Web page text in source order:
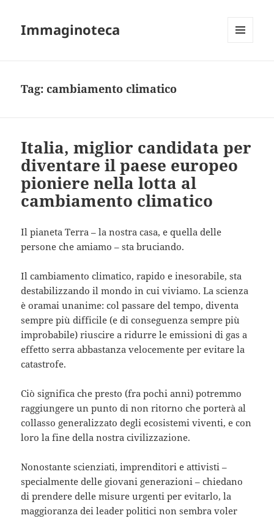
Immaginoteca
Tag:cambiamento climatico
Italia, miglior candidata per
diventare il paese europeo
pioniere nella lotta al
cambiamento climatico
Il pianeta Terra – la nostra casa, e quella delle
persone che amiamo – sta bruciando.
Il cambiamento climatico, rapido e inesorabile, sta
destabilizzando il mondo in cui viviamo. La scienza
è oramai unanime: col passare del tempo, diventa
sempre più difficile (e di conseguenza sempre più
improbabile) riuscire a ridurre le emissioni di gas a
effetto serra abbastanza velocemente per evitare la
catastrofe.
Ciò significa che presto (fra pochi anni) potremmo
raggiungere un punto di non ritorno che porterà al
collasso generalizzato degli ecosistemi viventi, e con
loro la fine della nostra civilizzazione.
Nonostante scienziati, imprenditori e attivisti –
specialmente delle giovani generazioni – chiedano
di prendere delle misure urgenti per evitarlo, la
maggioranza dei leader politici non sembra voler